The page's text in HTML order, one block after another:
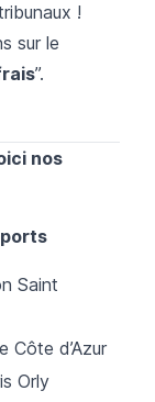
!
sur le
”.
nos
Saint
Côte d’Azur
Orly